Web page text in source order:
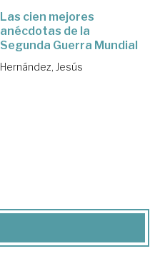
Las cien mejores
anécdotas de la
Segunda Guerra Mundial
Hernández, Jesús